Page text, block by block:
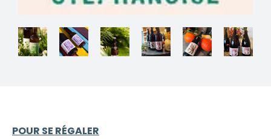
POUR SE RÉGALER